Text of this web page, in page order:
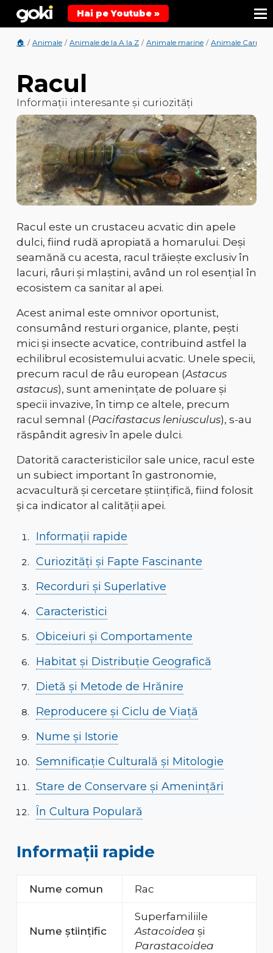
Hai pe Youtube »
🏠 / Animale / Animale de la A la Z / Animale marine / Animale
Racul
Informații interesante și curiozități
Racul este un crustaceu acvatic din apele
dulci, fiind rudă apropiată a homarului. Deși
seamănă cu acesta, racul trăiește exclusiv în
lacuri, râuri și mlaștini, având un rol esențial în
ecosistem ca sanitar al apei.
Acest animal este omnivor oportunist,
consumând resturi organice, plante, pești
mici și insecte acvatice, contribuind astfel la
echilibrul ecosistemului acvatic. Unele specii,
precum racul de râu european (Astacus
astacus), sunt amenințate de poluare și
specii invazive, în timp ce altele, precum
racul semnal (Pacifastacus leniusculus), s-au
răspândit agresiv în apele dulci.
Datorită caracteristicilor sale unice, racul este
un subiect important în gastronomie,
acvacultură și cercetare științifică, fiind folosit
și ca indicator al calității apei.
Informații rapide
Curiozități și Fapte Fascinante
Recorduri și Superlative
Caracteristici
Obiceiuri și Comportamente
Habitat și Distribuție Geografică
Dietă și Metode de Hrănire
Reproducere și Ciclu de Viață
Nume și Istorie
Semnificație Culturală și Mitologie
Stare de Conservare și Amenințări
În Cultura Populară
Informații rapide
Nume comun Rac
Nume științific
Superfamiliile
Astacoidea și
Parastacoidea